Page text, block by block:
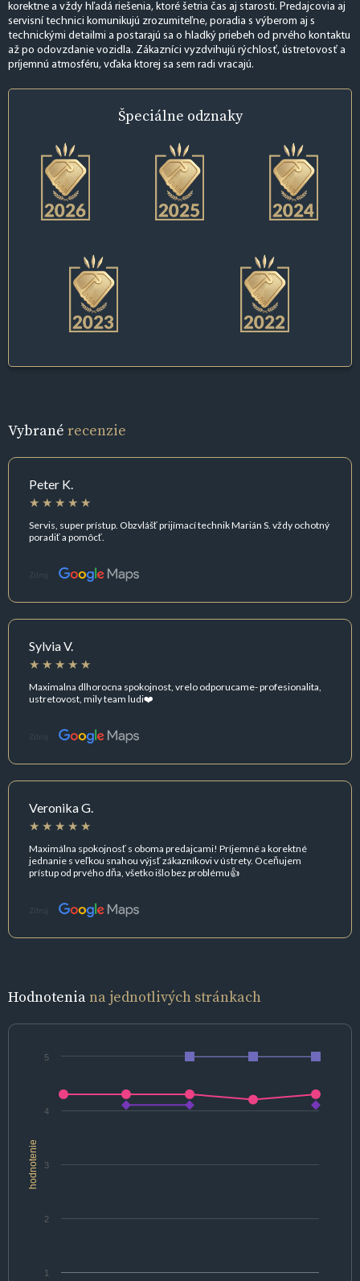
korektne a vždy hľadá riešenia, ktoré šetria čas aj starosti. Predajcovia aj
servisní technici komunikujú zrozumiteľne, poradia s výberom aj s
technickými detailmi a postarajú sa o hladký priebeh od prvého kontaktu
až po odovzdanie vozidla. Zákazníci vyzdvihujú rýchlosť, ústretovosť a
príjemnú atmosféru, vďaka ktorej sa sem radi vracajú.
Špeciálne odznaky
Vybrané recenzie
Peter K.
Servis, super prístup. Obzvlášť prijímací technik Marián S. vždy ochotný
poradiť a pomôcť.
Zdroj:
Sylvia V.
Maximalna dlhorocna spokojnost, vrelo odporucame- profesionalita,
ustretovost, mily team ludi❤️
Zdroj:
Veronika G.
Maximálna spokojnosť s oboma predajcami! Príjemné a korektné
jednanie s veľkou snahou výjsť zákazníkovi v ústrety. Oceňujem
prístup od prvého dňa, všetko išlo bez problému👍
Zdroj:
Hodnoteniana jednotlivých stránkach
hodnotenie
1
2
3
4
5